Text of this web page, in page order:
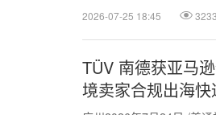
2026-07-25 18:45 3233
TÜV 南德获亚马
境卖家合规出海快